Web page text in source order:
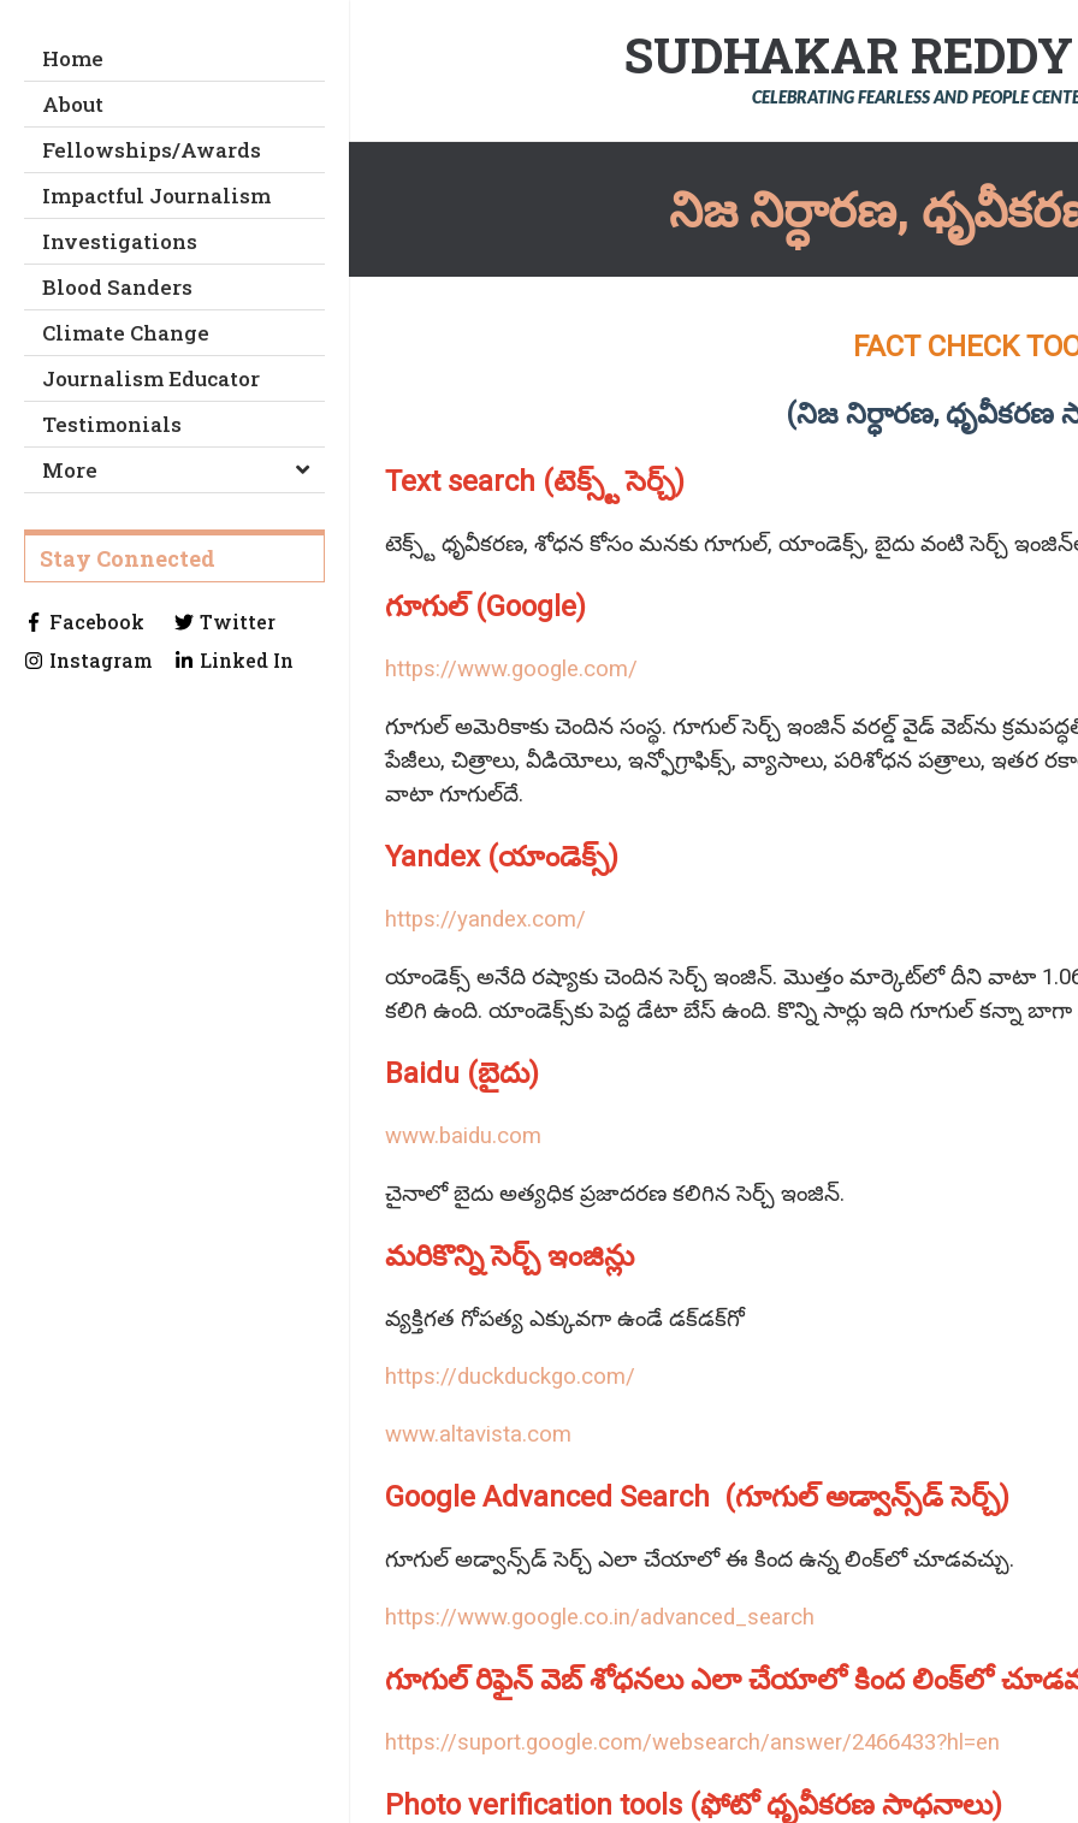
Home
About
Fellowships/Awards
Impactful Journalism
Investigations
Blood Sanders
Climate Change
Journalism Educator
Testimonials
More
Stay Connected
SUDHAKAR REDDY
CELEBRATING FEARLESS AND PEOPLE
నిజ నిర్ధారణ,
FACT CHECK
(నిజ నిర్ధారణ, ధృవీకరణ
Text search (టెక్స్ట్‌ సెర్చ్‌)
టెక్స్ట్‌ ధృవీకరణ, శోధన కోసం మనకు గూగుల్‌, యాండెక్స్‌, బైదు వంటి సెర్చ్‌
గూగుల్‌ (Google)
https://www.google.com/
గూగుల్‌ అమెరికాకు చెందిన సంస్థ. గూగుల్‌ సెర్చ్‌ ఇంజిన్‌ వరల్డ్‌ వైడ్‌ వెబ్‌ను
పేజీలు, చిత్రాలు, వీడియోలు, ఇన్ఫోగ్రాఫిక్స్, వ్యాసాలు, పరిశోధన పత్రాలు, ఇతర
వాటా గూగుల్‌దే.
Yandex (యాండెక్స్‌)
https://yandex.com/
యాండెక్స్‌ అనేది రష్యాకు చెందిన సెర్చ్‌ ఇంజిన్‌. మొత్తం మార్కెట్‌లో దీని వాటా
కలిగి ఉంది. యాండెక్స్‌కు పెద్ద డేటా బేస్‌ ఉంది. కొన్ని సార్లు ఇది గూగుల్‌ కన్నా బాగా
Baidu (బైదు)
www.baidu.com
చైనాలో బైదు అత్యధిక ప్రజాదరణ కలిగిన సెర్చ్‌ ఇంజిన్‌.
మరికొన్ని సెర్చ్‌ ఇంజిన్లు
వ్యక్తిగత గోపత్య ఎక్కువగా ఉండే డక్‌డక్‌గో
https://duckduckgo.com/
www.altavista.com
Google Advanced Search (గూగుల్‌ అడ్వాన్స్‌డ్‌ సెర్చ్‌)
గూగుల్ అడ్వాన్స్‌డ్‌ సెర్చ్‌ ఎలా చేయాలో ఈ కింద ఉన్న లింక్‌లో చూడవచ్చు.
https://www.google.co.in/advanced_search
గూగుల్‌ రిఫైన్‌ వెబ్‌ శోధనలు ఎలా చేయాలో కింద లింక్‌లో
https://suport.google.com/websearch/answer/2466433?hl=en
Photo verification tools (ఫోటో ధృవీకరణ సాధనాలు)